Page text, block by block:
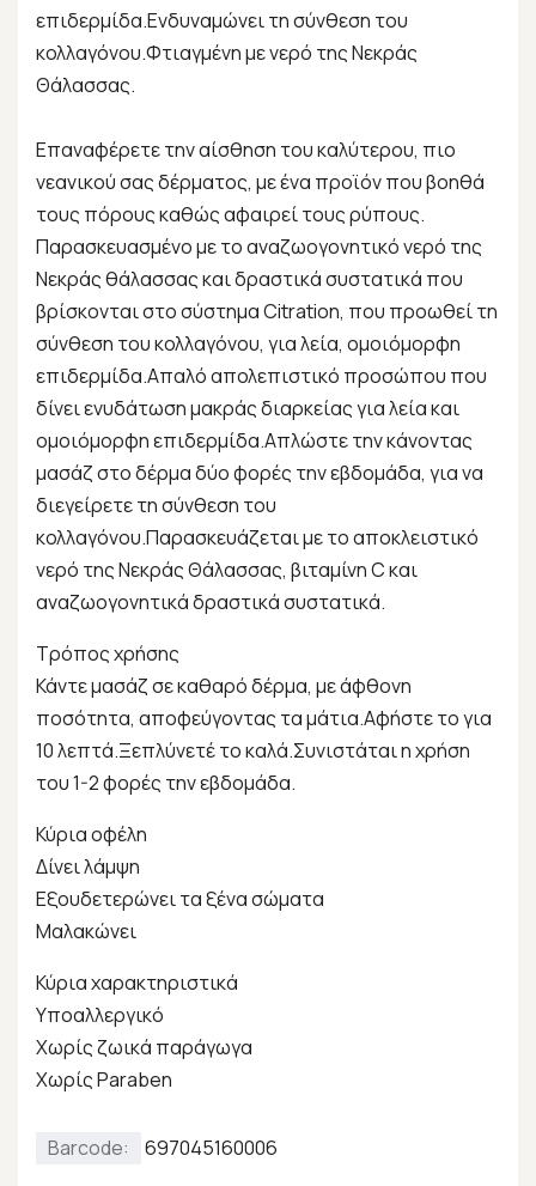
επιδερμίδα.Ενδυναμώνει τη σύνθεση του
κολλαγόνου.Φτιαγμένη με νερό της Νεκράς
Θάλασσας.
Επαναφέρετε την αίσθηση του καλύτερου, πιο
νεανικού σας δέρματος, με ένα προϊόν που βοηθά
τους πόρους καθώς αφαιρεί τους ρύπους.
Παρασκευασμένο με το αναζωογονητικό νερό της
Νεκράς θάλασσας και δραστικά συστατικά που
βρίσκονται στο σύστημα Citration, που προωθεί τη
σύνθεση του κολλαγόνου, για λεία, ομοιόμορφη
επιδερμίδα.Απαλό απολεπιστικό προσώπου που
δίνει ενυδάτωση μακράς διαρκείας για λεία και
ομοιόμορφη επιδερμίδα.Απλώστε την κάνοντας
μασάζ στο δέρμα δύο φορές την εβδομάδα, για να
διεγείρετε τη σύνθεση του
κολλαγόνου.Παρασκευάζεται με το αποκλειστικό
νερό της Νεκράς Θάλασσας, βιταμίνη C και
αναζωογονητικά δραστικά συστατικά.
Τρόπος χρήσης
Κάντε μασάζ σε καθαρό δέρμα, με άφθονη
ποσότητα, αποφεύγοντας τα μάτια.Αφήστε το για
10 λεπτά.Ξεπλύνετέ το καλά.Συνιστάται η χρήση
του 1-2 φορές την εβδομάδα.
Κύρια οφέλη
Δίνει λάμψη
Εξουδετερώνει τα ξένα σώματα
Μαλακώνει
Κύρια χαρακτηριστικά
Υποαλλεργικό
Χωρίς ζωικά παράγωγα
Χωρίς Paraben
Barcode: 697045160006